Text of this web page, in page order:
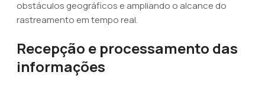
obstáculos geográficos e ampliando o alcance do
rastreamento em tempo real.
Recepção e processamento das
informações